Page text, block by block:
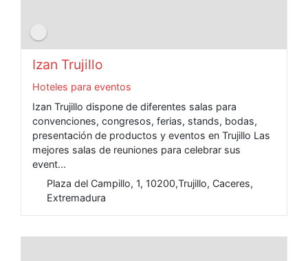
Izan Trujillo
Hoteles para eventos
Izan Trujillo dispone de diferentes salas para
convenciones, congresos, ferias, stands, bodas,
presentación de productos y eventos en Trujillo Las
mejores salas de reuniones para celebrar sus
event...
Plaza del Campillo, 1, 10200,Trujillo, Caceres,
Extremadura